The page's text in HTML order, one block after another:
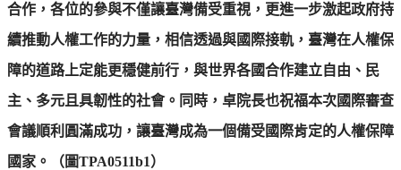
合作，各位的參與不僅讓臺灣備受重視，更進一步激起政府持
續推動人權工作的力量，相信透過與國際接軌，臺灣在人權保
障的道路上定能更穩健前行，與世界各國合作建立自由、民
主、多元且具韌性的社會。同時，卓院長也祝福本次國際審查
會議順利圓滿成功，讓臺灣成為一個備受國際肯定的人權保障
國家。（圖TPA0511b1）